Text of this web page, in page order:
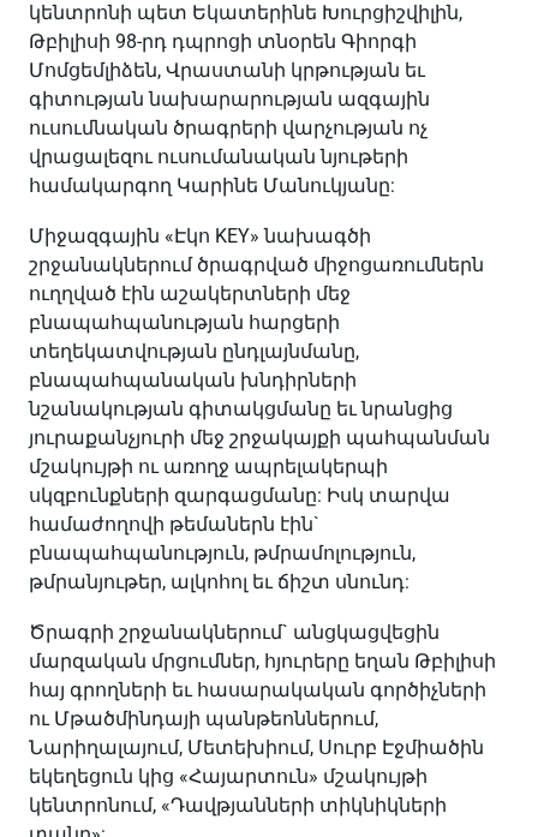
կենտրոնի պետ Եկատերինե Խուրցիշվիլին,
Թբիլիսի 98-րդ դպրոցի տնօրեն Գիորգի
Մոմցեմլիձեն, Վրաստանի կրթության եւ
գիտության նախարարության ազգային
ուսումնական ծրագրերի վարչության ոչ
վրացալեզու ուսումանական նյութերի
համակարգող Կարինե Մանուկյանը:
Միջազգային «Էկո KEY» նախագծի
շրջանակներում ծրագրված միջոցառումներն
ուղղված էին աշակերտների մեջ
բնապահպանության հարցերի
տեղեկատվության ընդլայնմանը,
բնապահպանական խնդիրների
նշանակության գիտակցմանը եւ նրանցից
յուրաքանչյուրի մեջ շրջակայքի պահպանման
մշակույթի ու առողջ ապրելակերպի
սկզբունքների զարգացմանը: Իսկ տարվա
համաժողովի թեմաներն էին`
բնապահպանություն, թմրամոլություն,
թմրանյութեր, ալկոհոլ եւ ճիշտ սնունդ:
Ծրագրի շրջանակներում` անցկացվեցին
մարզական մրցումներ, հյուրերը եղան Թբիլիսի
հայ գրողների եւ հասարակական գործիչների
ու Մթածմինդայի պանթեոններում,
Նարիղալայում, Մետեխիում, Սուրբ Էջմիածին
եկեղեցուն կից «Հայարտուն» մշակույթի
կենտրոնում, «Դավթյանների տիկնիկների